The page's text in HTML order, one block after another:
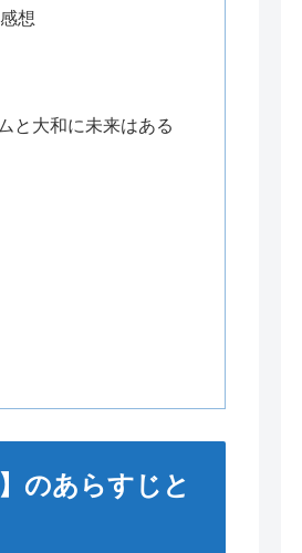
想
と大和に未来はある
のあらすじと